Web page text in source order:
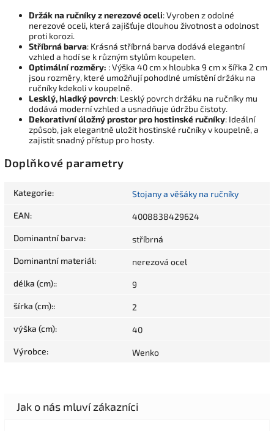
Držák na ručníky z nerezové oceli: Vyroben z odolné
nerezové oceli, která zajišťuje dlouhou životnost a odolnost
proti korozi.
Stříbrná barva: Krásná stříbrná barva dodává elegantní
vzhled a hodí se k různým stylům koupelen.
Optimální rozměry: : Výška 40 cm x hloubka 9 cm x šířka 2 cm
jsou rozměry, které umožňují pohodlné umístění držáku na
ručníky kdekoli v koupelně.
Lesklý, hladký povrch: Lesklý povrch držáku na ručníky mu
dodává moderní vzhled a usnadňuje údržbu čistoty.
Dekorativní úložný prostor pro hostinské ručníky: Ideální
způsob, jak elegantně uložit hostinské ručníky v koupelně, a
zajistit snadný přístup pro hosty.
Doplňkové parametry
Kategorie: Stojany a věšáky na ručníky
EAN: 4008838429624
Dominantní barva: stříbrná
Dominantní materiál: nerezová ocel
délka (cm):: 9
šírka (cm):: 2
výška (cm): 40
Výrobce: Wenko